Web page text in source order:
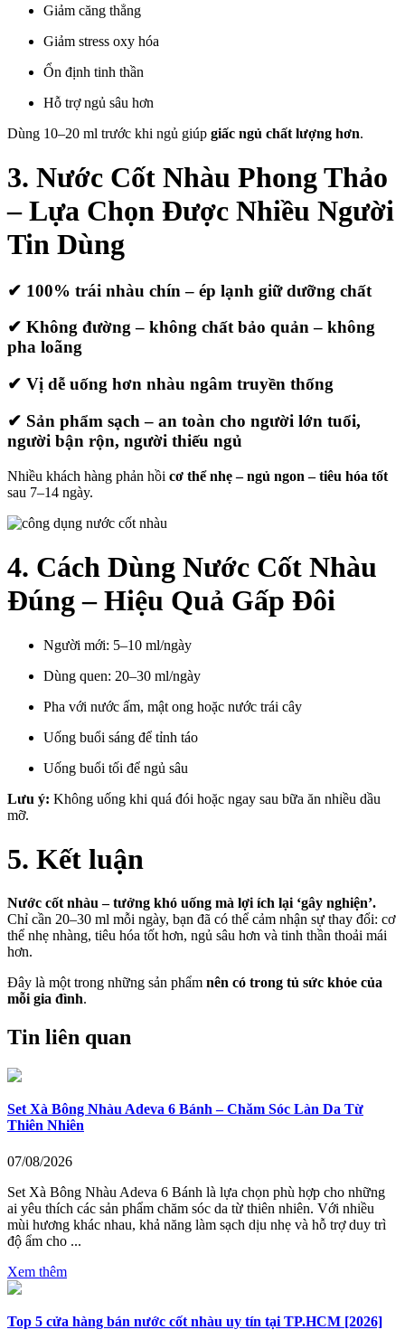
Giảm căng thẳng
Giảm stress oxy hóa
Ổn định tinh thần
Hỗ trợ ngủ sâu hơn
Dùng 10–20 ml trước khi ngủ giúp giấc ngủ chất lượng hơn.
3. Nước Cốt Nhàu Phong Thảo
– Lựa Chọn Được Nhiều Người
Tin Dùng
✔ 100% trái nhàu chín – ép lạnh giữ dưỡng chất
✔ Không đường – không chất bảo quản – không
pha loãng
✔ Vị dễ uống hơn nhàu ngâm truyền thống
✔ Sản phẩm sạch – an toàn cho người lớn tuổi,
người bận rộn, người thiếu ngủ
Nhiều khách hàng phản hồi cơ thể nhẹ – ngủ ngon – tiêu hóa tốt
sau 7–14 ngày.
4. Cách Dùng Nước Cốt Nhàu
Đúng – Hiệu Quả Gấp Đôi
Người mới: 5–10 ml/ngày
Dùng quen: 20–30 ml/ngày
Pha với nước ấm, mật ong hoặc nước trái cây
Uống buổi sáng để tỉnh táo
Uống buổi tối để ngủ sâu
Lưu ý: Không uống khi quá đói hoặc ngay sau bữa ăn nhiều dầu
mỡ.
5. Kết luận
Nước cốt nhàu – tưởng khó uống mà lợi ích lại ‘gây nghiện’.
Chỉ cần 20–30 ml mỗi ngày, bạn đã có thể cảm nhận sự thay đổi: cơ
thể nhẹ nhàng, tiêu hóa tốt hơn, ngủ sâu hơn và tinh thần thoải mái
hơn.
Đây là một trong những sản phẩm nên có trong tủ sức khỏe của
mỗi gia đình.
Tin liên quan
Set Xà Bông Nhàu Adeva 6 Bánh – Chăm Sóc Làn Da Từ
Thiên Nhiên
07/08/2026
Set Xà Bông Nhàu Adeva 6 Bánh là lựa chọn phù hợp cho những
ai yêu thích các sản phẩm chăm sóc da từ thiên nhiên. Với nhiều
mùi hương khác nhau, khả năng làm sạch dịu nhẹ và hỗ trợ duy trì
độ ẩm cho ...
Xem thêm
Top 5 cửa hàng bán nước cốt nhàu uy tín tại TP.HCM [2026]